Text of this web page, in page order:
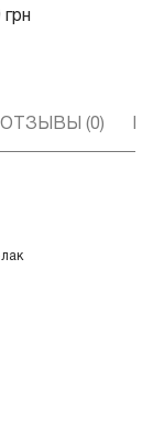
ОТЗЫВЫ (0)